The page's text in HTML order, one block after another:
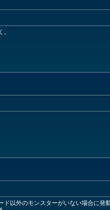
以外のモンスターがいない場合に発動